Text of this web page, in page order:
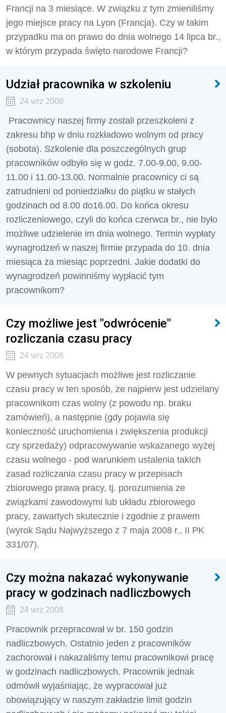
Francji na 3 miesiące. W związku z tym zmieniliśmy
jego miejsce pracy na Lyon (Francja). Czy w takim
przypadku ma on prawo do dnia wolnego 14 lipca br.,
w którym przypada święto narodowe Francji?
Udział pracownika w szkoleniu
24 wrz 2008
Pracownicy naszej firmy zostali przeszkoleni z
zakresu bhp w dniu rozkładowo wolnym od pracy
(sobota). Szkolenie dla poszczególnych grup
pracowników odbyło się w godz. 7.00-9.00, 9.00-
11.00 i 11.00-13.00. Normalnie pracownicy ci są
zatrudnieni od poniedziałku do piątku w stałych
godzinach od 8.00 do16.00. Do końca okresu
rozliczeniowego, czyli do końca czerwca br., nie było
możliwe udzielenie im dnia wolnego. Termin wypłaty
wynagrodzeń w naszej firmie przypada do 10. dnia
miesiąca za miesiąc poprzedni. Jakie dodatki do
wynagrodzeń powinniśmy wypłacić tym
pracownikom?
Czy możliwe jest "odwrócenie"
rozliczania czasu pracy
24 wrz 2008
W pewnych sytuacjach możliwe jest rozliczanie
czasu pracy w ten sposób, że najpierw jest udzielany
pracownikom czas wolny (z powodu np. braku
zamówień), a następnie (gdy pojawia się
konieczność uruchomienia i zwiększenia produkcji
czy sprzedaży) odpracowywanie wskazanego wyżej
czasu wolnego - pod warunkiem ustalenia takich
zasad rozliczania czasu pracy w przepisach
zbiorowego prawa pracy, tj. porozumienia ze
związkami zawodowymi lub układu zbiorowego
pracy, zawartych skutecznie i zgodnie z prawem
(wyrok Sądu Najwyższego z 7 maja 2008 r., II PK
331/07).
Czy można nakazać wykonywanie
pracy w godzinach nadliczbowych
24 wrz 2008
Pracownik przepracował w br. 150 godzin
nadliczbowych. Ostatnio jeden z pracowników
zachorował i nakazaliśmy temu pracownikowi pracę
w godzinach nadliczbowych. Pracownik jednak
odmówił wyjaśniając, że wypracował już
obowiązujący w naszym zakładzie limit godzin